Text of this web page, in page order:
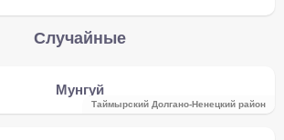
Случайные
Мунгуй
Таймырский Долгано-Ненецкий район